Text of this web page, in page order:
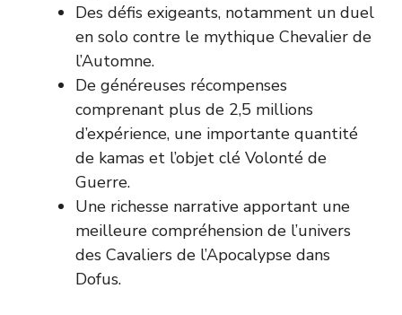
Des défis exigeants, notamment un duel
en solo contre le mythique Chevalier de
l’Automne.
De généreuses récompenses
comprenant plus de 2,5 millions
d’expérience, une importante quantité
de kamas et l’objet clé Volonté de
Guerre.
Une richesse narrative apportant une
meilleure compréhension de l’univers
des Cavaliers de l’Apocalypse dans
Dofus.